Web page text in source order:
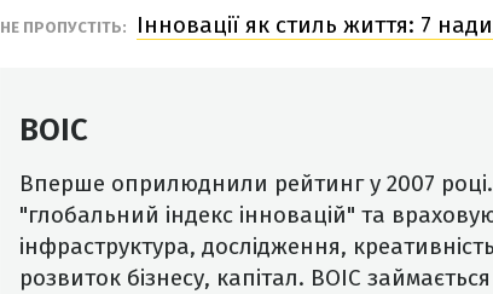
НЕ ПРОПУСТІТЬ: Інновації як стиль життя: 7
ВОІС
Вперше оприлюднили рейтинг у 2007
"глобальний індекс інновацій" та
інфраструктура, дослідження,
розвиток бізнесу, капітал. ВОІС